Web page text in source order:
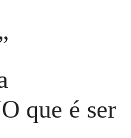
que é ser